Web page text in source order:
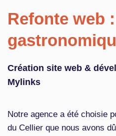
Refonte web
Création site web &
Mylinks
Notre agence a été choisie
du Cellier que nous avons